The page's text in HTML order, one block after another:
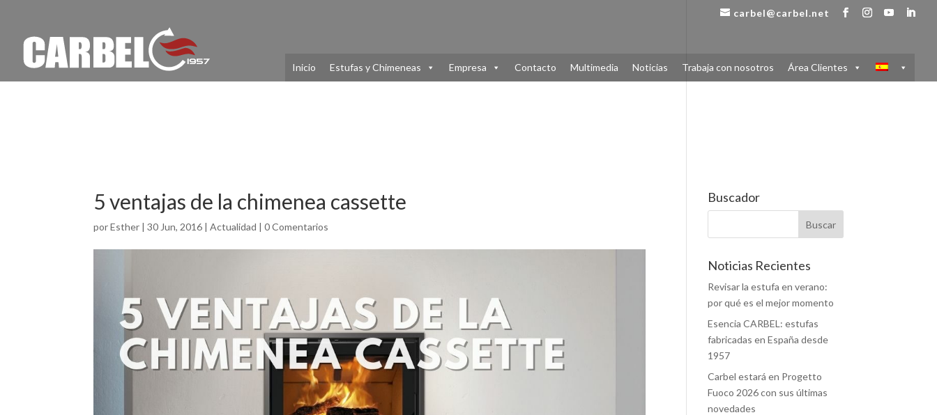
carbel@carbel.net
Inicio Estufas y Chimeneas Empresa Contacto Multimedia Noticias Trabaja con nosotros Área Clientes
5 ventajas de la chimenea cassette
porEsther |30 Jun, 2016 |Actualidad |0 Comentarios
Buscador
Noticias Recientes
Revisar la estufa en verano:
por qué es el mejor momento
Esencia CARBEL: estufas
fabricadas en España desde
1957
Carbel estará en Progetto
Fuoco 2026 con sus últimas
novedades